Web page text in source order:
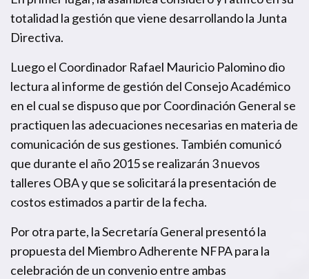
totalidad la gestión que viene desarrollando la Junta
Directiva.
Luego el Coordinador Rafael Mauricio Palomino dio
lectura al informe de gestión del Consejo Académico
en el cual se dispuso que por Coordinación General se
practiquen las adecuaciones necesarias en materia de
comunicación de sus gestiones. También comunicó
que durante el año 2015 se realizarán 3 nuevos
talleres OBA y que se solicitará la presentación de
costos estimados a partir de la fecha.
Por otra parte, la Secretaría General presentó la
propuesta del Miembro Adherente NFPA para la
celebración de un convenio entre ambas